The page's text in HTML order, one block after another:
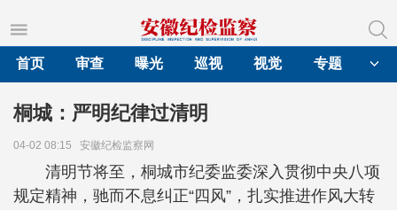
首页
审查 曝光 巡视 视觉 专题
桐城：严明纪律过清明
04-02 08:15 安徽纪检监察网
清明节将至，桐城市纪委监委深入贯彻中央八项
规定精神，驰而不息纠正“四风”，扎实推进作风大转